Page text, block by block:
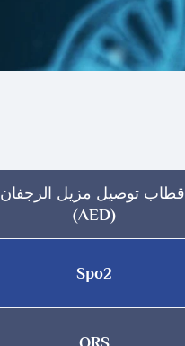
أقطاب توصيل مزيل الرجفان
(AED)
Spo2
QRS